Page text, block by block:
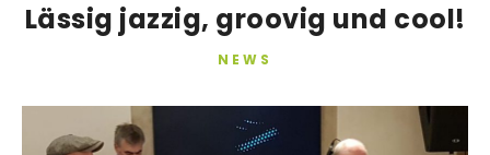
Lässig jazzig, groovig und cool!
NEWS